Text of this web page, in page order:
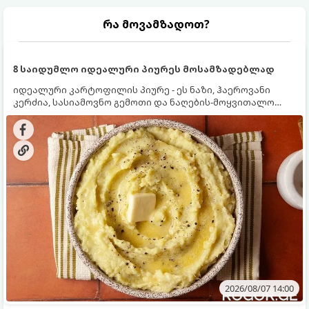
რა მოვამზადოთ?
8 საიდუმლო იდეალური პიურეს მოსამზადებლად
იდეალური კარტოფილის პიურე - ეს ნაზი, ჰაეროვანი
კერძია, სასიამოვნო გემოთი და ნაღების-მოყვითალო
ფერით. მისი მომზადება ძალიან მარტივია, მაგრამ
არსებობს რამდენიმე საიდუმლო, რომლებიც უნდა
იცოდეთ, რომ პიურე იდეალურად გემრიელი გამოვიდეს.
2026/08/07 14:00